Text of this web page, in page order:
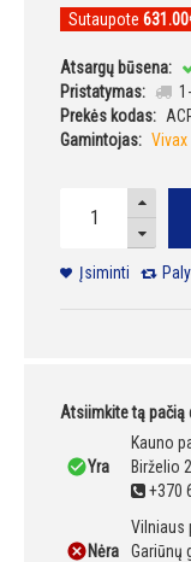
Sutaupote
Atsargų būsena:
Pristatymas:
Prekės kodas:
Gamintojas: Vivax
Įsiminti
Atsiimkite tą pačią
Yra
Kauno
Birželio
+370
Nėra
Vilniaus
Gariūnų